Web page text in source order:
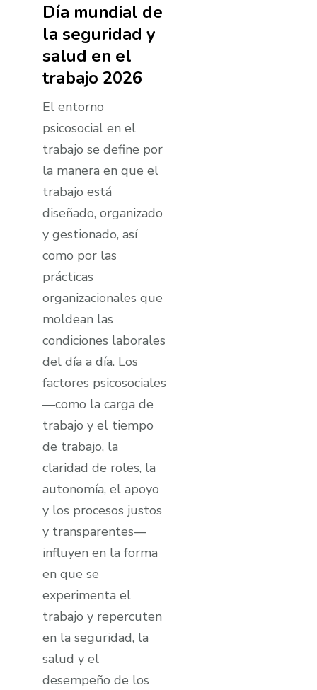
Día mundial de
la seguridad y
salud en el
trabajo 2026
El entorno
psicosocial en el
trabajo se define por
la manera en que el
trabajo está
diseñado, organizado
y gestionado, así
como por las
prácticas
organizacionales que
moldean las
condiciones laborales
del día a día. Los
factores psicosociales
—como la carga de
trabajo y el tiempo
de trabajo, la
claridad de roles, la
autonomía, el apoyo
y los procesos justos
y transparentes—
influyen en la forma
en que se
experimenta el
trabajo y repercuten
en la seguridad, la
salud y el
desempeño de los